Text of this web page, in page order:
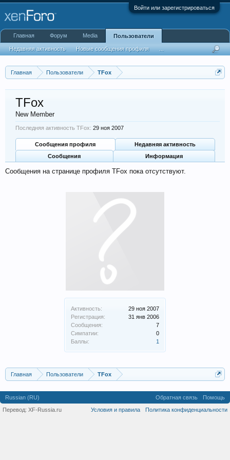
Войти или зарегистрироваться
Главная Пользователи TFox
Активность:
29 ноя 2007
Регистрация:
31 янв 2006
Сообщения:
7
Симпатии:
0
Баллы:
1
TFox
New Member
Последняя активность TFox: 29 ноя 2007
Сообщения профиля
Недавняя активность
Сообщения
Информация
Сообщения на странице профиля TFox пока отсутствуют.
Главная Пользователи TFox
Главная Форум Media Пользователи
Недавняя активность Новые сообщения профиля
Russian (RU) Обратная связь
Помощь
Условия и правила
Политика конфиденциальности
Перевод: XF-Russia.ru